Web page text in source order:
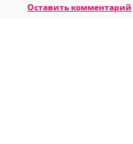
Оставить комментарий